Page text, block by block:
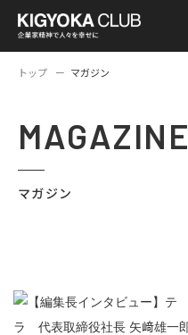
トップ マガジン
MAGAZINE
マガジン